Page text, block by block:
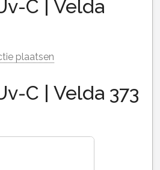
C | Velda
plaatsen
C | Velda 373